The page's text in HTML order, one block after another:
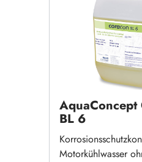
AquaConcept
BL 6
Motorkühlwasser